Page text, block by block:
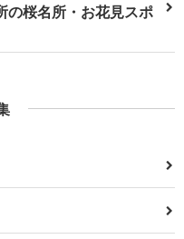
の桜名所・お花見スポ